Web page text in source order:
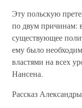
Эту польскую
по двум причинам:
существующее
ему было
властями на всех
Нансена.
Рассказ Александры